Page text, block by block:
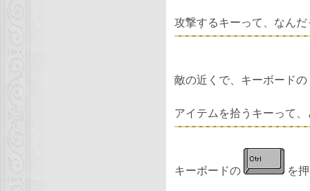
攻撃するキーって、なんだ
敵の近くで、キーボードの
アイテムを拾うキーって
キーボードの を